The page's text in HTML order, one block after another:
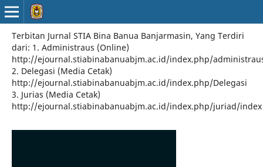
Terbitan Jurnal STIA Bina Banua Banjarmasin, Yang Terdiri
dari: 1. Administraus (Online)
http://ejournal.stiabinabanuabjm.ac.id/index.php/
2. Delegasi (Media Cetak)
http://ejournal.stiabinabanuabjm.ac.id/index.php/Delegasi
3. Jurias (Media Cetak)
http://ejournal.stiabinabanuabjm.ac.id/index.php/juriad/index